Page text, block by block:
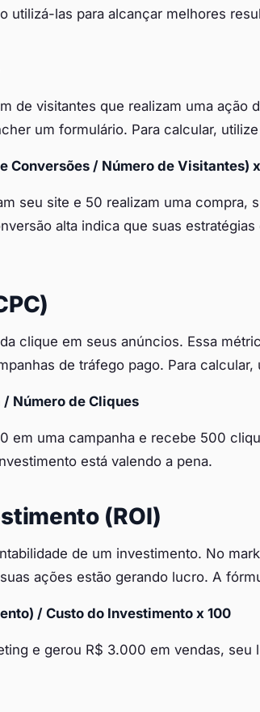
utilizá-las para alcançar melhores
de visitantes que realizam uma ação
um formulário. Para calcular,
Conversões / Número de Visitantes)
seu site e 50 realizam uma compra,
alta indica que suas estratégias
clique em seus anúncios. Essa
de tráfego pago. Para calcular,
/ Número de Cliques
em uma campanha e recebe 500
está valendo a pena.
(ROI)
de um investimento. No
ações estão gerando lucro. A
/ Custo do Investimento x 100
e gerou R$ 3.000 em vendas, seu